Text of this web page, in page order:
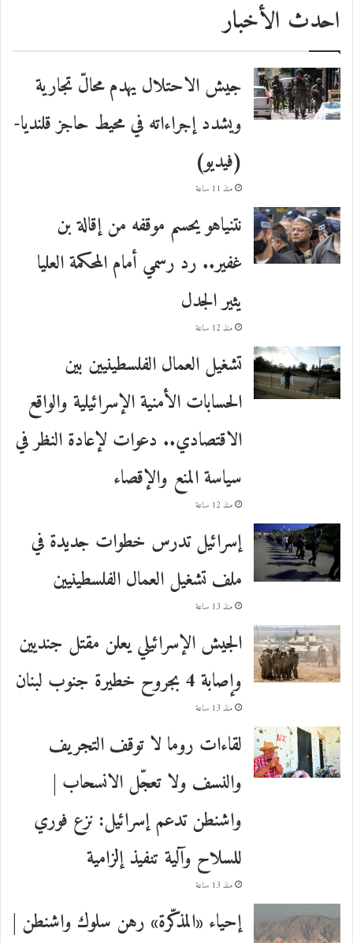
احدث الأخبار
جيش الاحتلال يهدم محالّ تجارية
ويشدد إجراءاته في محيط حاجز قلنديا-
(فيديو)
منذ 11 ساعة
نتنياهو يحسم موقفه من إقالة بن
غفير.. رد رسمي أمام المحكمة العليا
يثير الجدل
منذ 12 ساعة
تشغيل العمال الفلسطينيين بين
الحسابات الأمنية الإسرائيلية والواقع
الاقتصادي.. دعوات لإعادة النظر في
سياسة المنع والإقصاء
منذ 12 ساعة
إسرائيل تدرس خطوات جديدة في
ملف تشغيل العمال الفلسطينيين
منذ 13 ساعة
الجيش الإسرائيلي يعلن مقتل جنديين
وإصابة 4 بجروح خطيرة جنوب لبنان
منذ 13 ساعة
لقاءات روما لا توقف التجريف
والنسف ولا تعجّل الانسحاب |
واشنطن تدعم إسرائيل: نزع فوري
للسلاح وآلية تنفيذ إلزامية
منذ 13 ساعة
إحياء «المذكّرة» رهن سلوك واشنطن |